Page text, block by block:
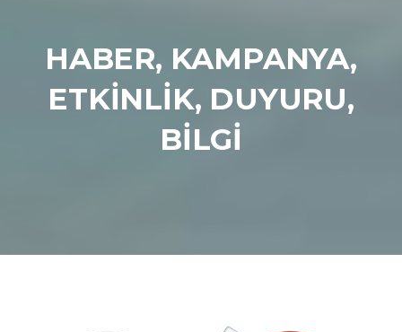
HABER, KAMPANYA,
ETKINLIK, DUYURU,
BILGI